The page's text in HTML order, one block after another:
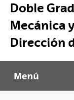
Doble
Mecánica
Dirección
Menú